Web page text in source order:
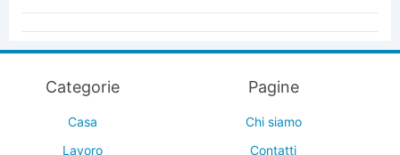
Categorie
Casa
Lavoro
Pagine
Chi siamo
Contatti